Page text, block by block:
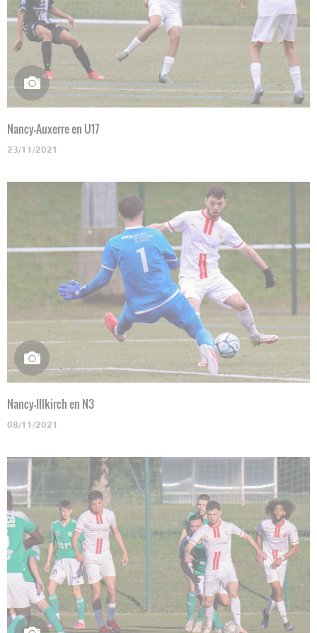
Nancy-Auxerre en U17
23/11/2021
Nancy-Illkirch en N3
08/11/2021